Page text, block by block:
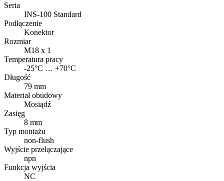
Seria
INS-100 Standard
Podłączenie
Konektor
Rozmiar
M18 x 1
Temperatura pracy
-25°C … +70°C
Długość
79 mm
Materiał obudowy
Mosiądź
Zasięg
8 mm
Typ montażu
non-flush
Wyjście przełączające
npn
Funkcja wyjścia
NC